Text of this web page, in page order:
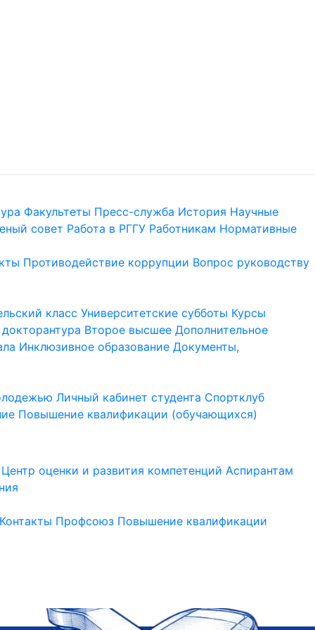
Факультеты Пресс-служба История Научные
совет Работа в РГГУ Работникам Нормативные
Противодействие коррупции Вопрос руководству
класс Университетские субботы Курсы
Второе высшее Дополнительное
Инклюзивное образование Документы,
Личный кабинет студента Спортклуб
Повышение квалификации (обучающихся)
Центр оценки и развития компетенций Аспирантам
Контакты Профсоюз Повышение квалификации